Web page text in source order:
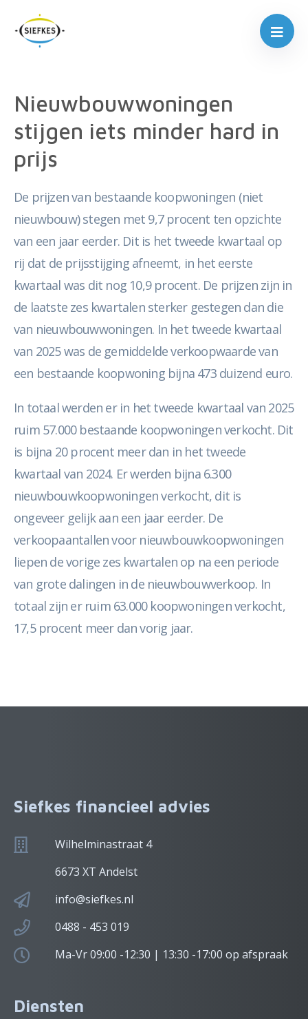
Nieuwbouwwoningen
stijgen iets minder hard in
prijs
De prijzen van bestaande koopwoningen (niet
nieuwbouw) stegen met 9,7 procent ten opzichte
van een jaar eerder. Dit is het tweede kwartaal op
rij dat de prijsstijging afneemt, in het eerste
kwartaal was dit nog 10,9 procent. De prijzen zijn in
de laatste zes kwartalen sterker gestegen dan die
van nieuwbouwwoningen. In het tweede kwartaal
van 2025 was de gemiddelde verkoopwaarde van
een bestaande koopwoning bijna 473 duizend euro.
In totaal werden er in het tweede kwartaal van 2025
ruim 57.000 bestaande koopwoningen verkocht. Dit
is bijna 20 procent meer dan in het tweede
kwartaal van 2024. Er werden bijna 6.300
nieuwbouwkoopwoningen verkocht, dit is
ongeveer gelijk aan een jaar eerder. De
verkoopaantallen voor nieuwbouwkoopwoningen
liepen de vorige zes kwartalen op na een periode
van grote dalingen in de nieuwbouwverkoop. In
totaal zijn er ruim 63.000 koopwoningen verkocht,
17,5 procent meer dan vorig jaar.
Siefkes financieel advies
Wilhelminastraat 4
6673 XT Andelst
info@siefkes.nl
0488 - 453 019
Ma-Vr 09:00 -12:30 | 13:30 -17:00 op afspraak
Diensten